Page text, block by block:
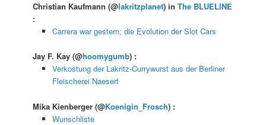
Christian Kaufmann(@lakritzplanet) inThe BLUELINE
:
Carrera war gestern; die Evolution der Slot Cars
Jay F. Kay(@hoomygumb) :
Verkostung der Lakritz-Currywurst aus der Berliner
Fleischerei Naesert
Mika Kienberger(@Koenigin_Frosch) :
Wunschliste